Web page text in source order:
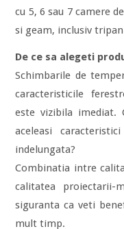
cu 5, 6 sau 7 camere
si geam, inclusiv
De ce sa alegeti
Schimbarile de
caracteristicile
este vizibila imediat.
aceleasi
indelungata?
Combinatia intre
calitatea proiectarii-
siguranta ca veti
mult timp.